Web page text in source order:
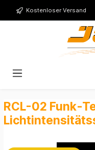
Kostenloser Versand
RCL-02 Funk-